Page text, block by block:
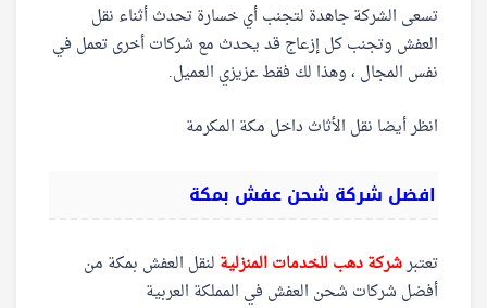
تسعى الشركة جاهدة لتجنب أي خسارة تحدث أثناء نقل
العفش وتجنب كل إزعاج قد يحدث مع شركات أخرى تعمل في
نفس المجال ، وهذا لك فقط عزيزي العميل.
انظر أيضا نقل الأثاث داخل مكة المكرمة
افضل شركة شحن عفش بمكة
تعتبرشركة دهب للخدمات المنزلية لنقل العفش بمكة من
أفضل شركات شحن العفش في المملكة العربية